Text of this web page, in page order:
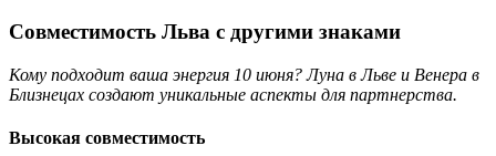
Совместимость Льва с другими знаками
Кому подходит ваша энергия 10 июня? Луна в Льве и Венера в
Близнецах создают уникальные аспекты для партнерства.
Высокая совместимость